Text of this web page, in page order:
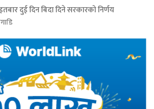
दुई दिन बिदा दिने सरकारको निर्णय